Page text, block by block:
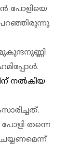
പോളിയെ
നൽകിയ
തന്നെ